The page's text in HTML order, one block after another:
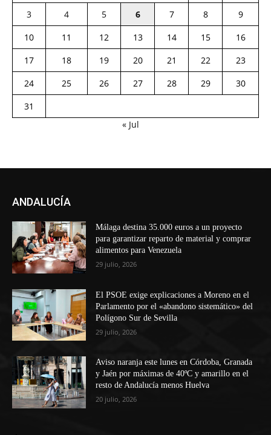
3
4 5 6 7 8
9
10
11 12 13 14 15
16
17
18 19 20 21 22
23
24
25 26 27 28 29
30
31
« Jul
ANDALUCÍA
Málaga destina 35.000 euros a un proyecto
para garantizar reparto de material y comprar
alimentos para Venezuela
29 julio, 2026
El PSOE exige explicaciones a Moreno en el
Parlamento por el «abandono sistemático» del
Polígono Sur de Sevilla
29 julio, 2026
Aviso naranja este lunes en Córdoba, Granada
y Jaén por máximas de 40ºC y amarillo en el
resto de Andalucía menos Huelva
20 julio, 2026